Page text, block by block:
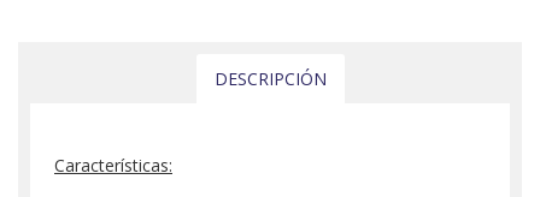
DESCRIPCIÓN
Características: